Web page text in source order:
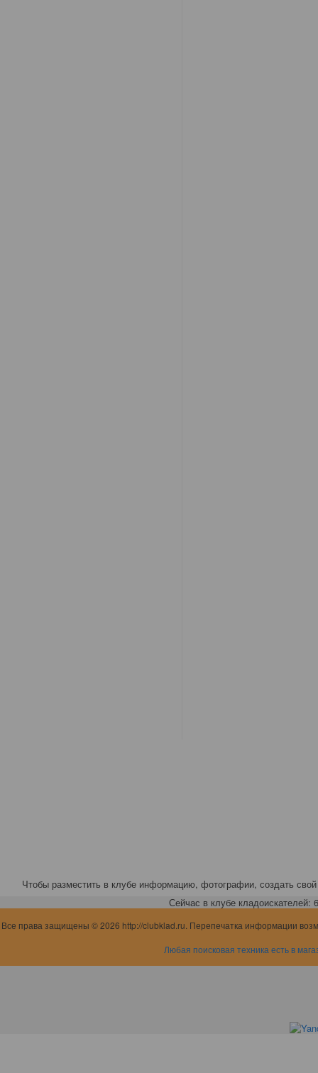
Чтобы разместить в клубе информацию, фотографии, создать свой
Сейчас в клубе кладоискателей:
Все права защищены © 2026 http://clubklad.ru. Перепечатка информации
Любая поисковая техника есть в